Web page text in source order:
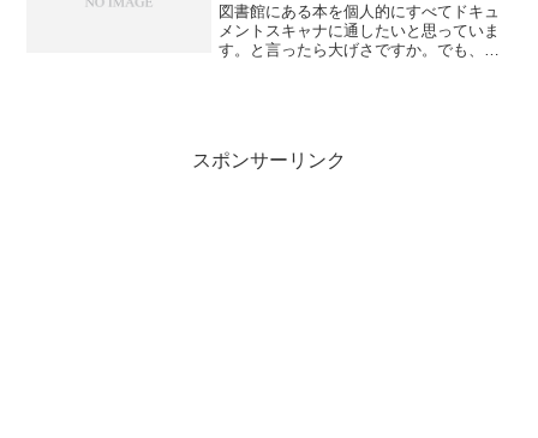
図書館にある本を個人的にすべてドキュ
メントスキャナに通したいと思っていま
す。と言ったら大げさですか。でも、そ
スポンサーリンク